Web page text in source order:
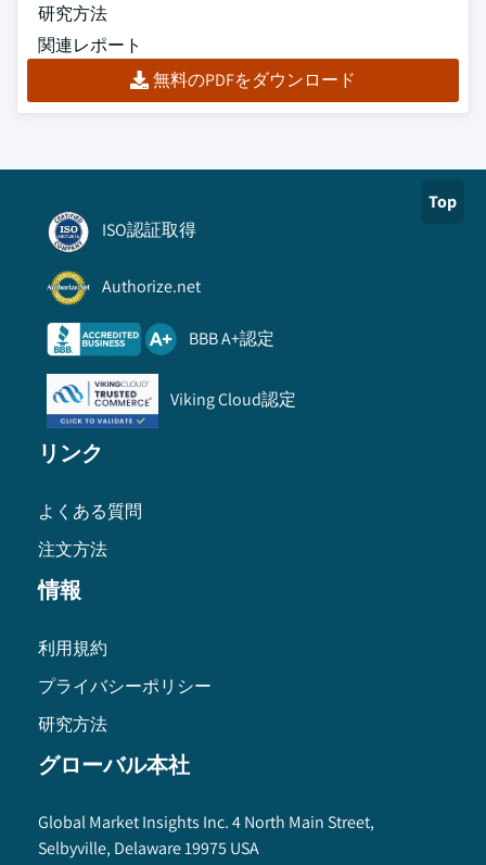
研究方法
関連レポート
無料のPDFをダウンロード
Top
ISO認証取得
Authorize.net
BBB A+認定
Viking Cloud認定
リンク
よくある質問
注文方法
情報
利用規約
プライバシーポリシー
研究方法
グローバル本社
Global Market Insights Inc. 4 North Main Street,
Selbyville, Delaware 19975 USA